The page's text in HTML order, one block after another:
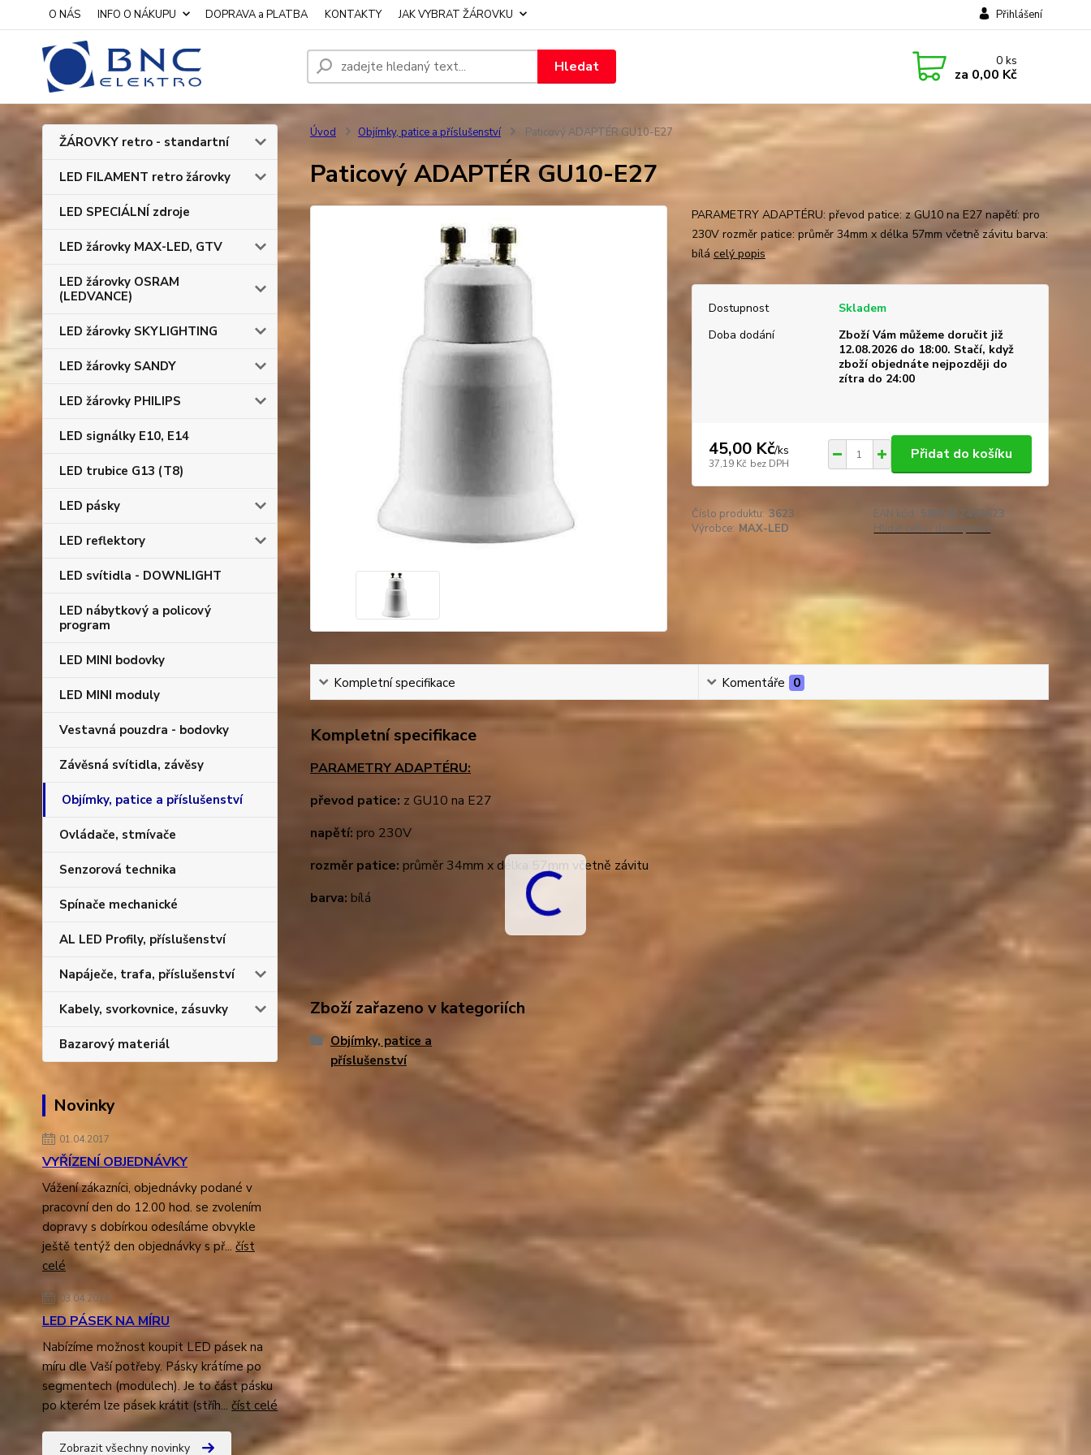
O NÁS INFO O NÁKUPU DOPRAVA a PLATBA KONTAKTY JAK VYBRAT ŽÁROVKU Přihlášení
Hledat 0ks
za 0,00 Kč
ŽÁROVKY retro - standartní
LED FILAMENT retro žárovky
LED SPECIÁLNÍ zdroje
LED žárovky MAX-LED, GTV
LED žárovky OSRAM
(LEDVANCE)
LED žárovky SKYLIGHTING
LED žárovky SANDY
LED žárovky PHILIPS
LED signálky E10, E14
LED trubice G13 (T8)
LED pásky
LED reflektory
LED svítidla - DOWNLIGHT
LED nábytkový a policový
program
LED MINI bodovky
LED MINI moduly
Vestavná pouzdra - bodovky
Závěsná svítidla, závěsy
Objímky, patice a příslušenství
Ovládače, stmívače
Senzorová technika
Spínače mechanické
AL LED Profily, příslušenství
Napáječe, trafa, příslušenství
Kabely, svorkovnice, zásuvky
Bazarový materiál
Novinky
01.04.2017
VYŘÍZENÍ OBJEDNÁVKY
Vážení zákazníci, objednávky podané v
pracovní den do 12.00 hod. se zvolením
dopravy s dobírkou odesíláme obvykle
ještě tentýž den objednávky s př... číst
celé
03.04.2014
LED PÁSEK NA MÍRU
Nabízíme možnost koupit LED pásek na
míru dle Vaší potřeby. Pásky krátíme po
segmentech (modulech). Je to část pásku
po kterém lze pásek krátit (stříh... číst celé
Zobrazit všechny novinky
Úvod Objímky, patice a příslušenství Paticový ADAPTÉR GU10-E27
Paticový ADAPTÉR GU10-E27
PARAMETRY ADAPTÉRU: převod patice: z GU10 na E27 napětí: pro
230V rozměr patice: průměr 34mm x délka 57mm včetně závitu barva:
bílá celý popis
Dostupnost
Skladem
Doba dodání
Zboží Vám můžeme doručit již
12.08.2026 do 18:00. Stačí, když
zboží objednáte nejpozději do
zítra do 24:00
45,00 Kč/ks
37,19 Kč bez DPH
Přidat do košíku
Číslo produktu: 3623 EAN kód: 5901812463623
Výrobce: MAX-LED Hlídat cenu / dostupnost
Kompletní specifikace Komentáře 0
Kompletní specifikace
PARAMETRY ADAPTÉRU:
převod patice: z GU10 na E27
napětí: pro 230V
rozměr patice: průměr 34mm x délka 57mm včetně závitu
barva: bílá
Zboží zařazeno v kategoriích
Objímky, patice a
příslušenství